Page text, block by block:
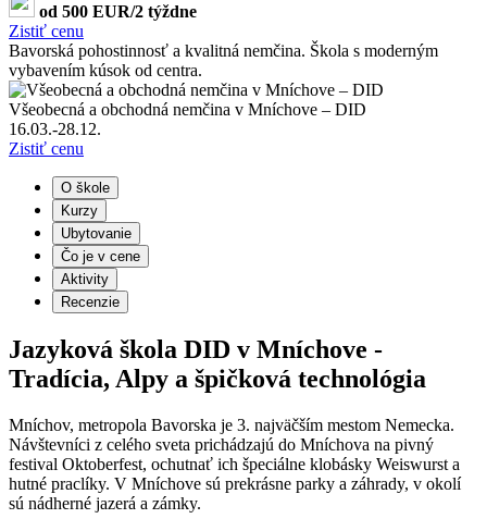
od 500 EUR/2 týždne
Zistiť cenu
Bavorská pohostinnosť a kvalitná nemčina. Škola s moderným
vybavením kúsok od centra.
Všeobecná a obchodná nemčina v Mníchove – DID
16.03.-28.12.
Zistiť cenu
O škole
Kurzy
Ubytovanie
Čo je v cene
Aktivity
Recenzie
Jazyková škola DID v Mníchove -
Tradícia, Alpy a špičková technológia
Mníchov, metropola Bavorska je 3. najväčším mestom Nemecka.
Návštevníci z celého sveta prichádzajú do Mníchova na pivný
festival Oktoberfest, ochutnať ich špeciálne klobásky Weiswurst a
hutné praclíky. V Mníchove sú prekrásne parky a záhrady, v okolí
sú nádherné jazerá a zámky.